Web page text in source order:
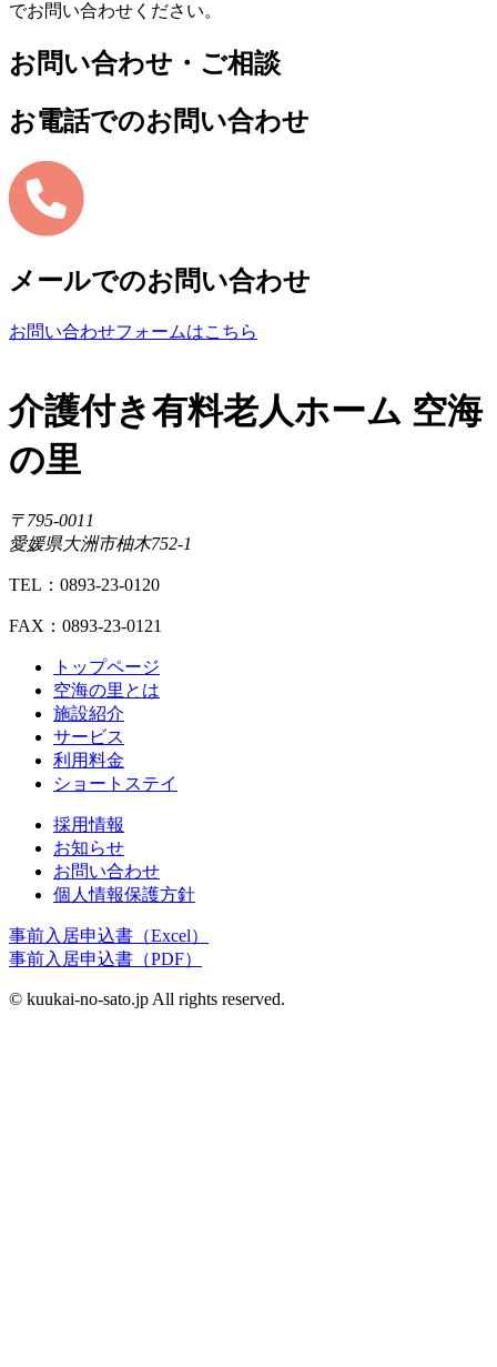
でお問い合わせください。
お問い合わせ・ご相談
お電話でのお問い合わせ
メールでのお問い合わせ
お問い合わせフォームはこちら
介護付き有料老人ホーム 空海
の里
〒795-0011
愛媛県大洲市柚木752-1
TEL：0893-23-0120
FAX：0893-23-0121
トップページ
空海の里とは
施設紹介
サービス
利用料金
ショートステイ
採用情報
お知らせ
お問い合わせ
個人情報保護方針
事前入居申込書（Excel）
事前入居申込書（PDF）
© kuukai-no-sato.jp All rights reserved.